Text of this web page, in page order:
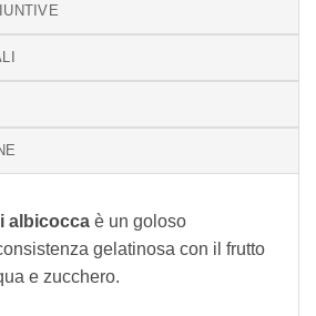
albicocca è un goloso
gelatinosa con il frutto
e zucchero.